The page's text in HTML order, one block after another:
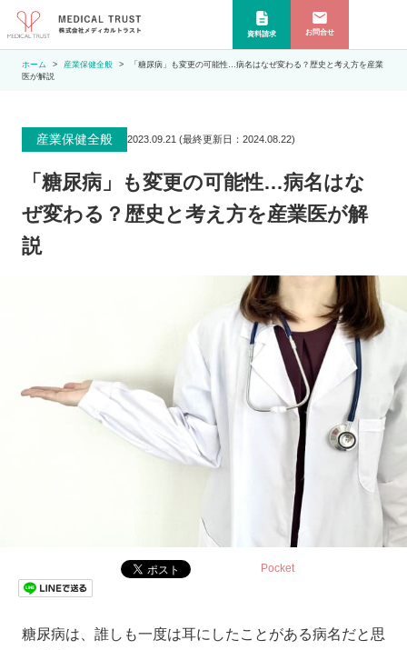
資料請求 お問合せ
ホーム 産業保健全般
「糖尿病」も変更の可能性…病名はなぜ変わる？歴史と考え方を産業
医が解説
産業保健全般 2023.09.21 (最終更新日： 2024.08.22)
「糖尿病」も変更の可能性…病名はな
ぜ変わる？歴史と考え方を産業医が解
説
Pocket
糖尿病は、誰しも一度は耳にしたことがある病名だと思